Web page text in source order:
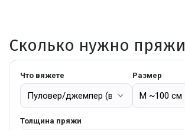
Сколько нужно пряжи
Что вяжете Размер
Толщина пряжи